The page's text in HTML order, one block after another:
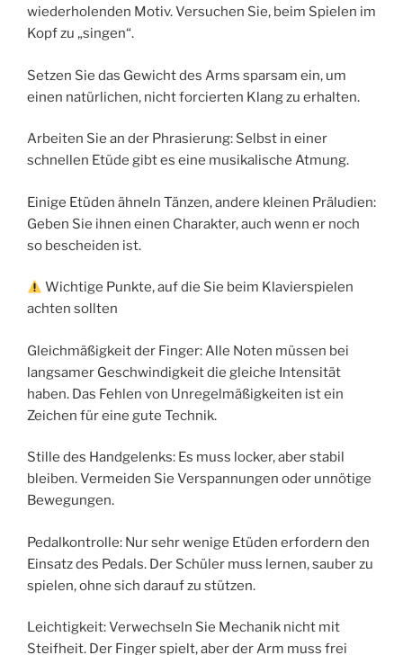
wiederholenden Motiv. Versuchen Sie, beim Spielen im
Kopf zu „singen“.
Setzen Sie das Gewicht des Arms sparsam ein, um
einen natürlichen, nicht forcierten Klang zu erhalten.
Arbeiten Sie an der Phrasierung: Selbst in einer
schnellen Etüde gibt es eine musikalische Atmung.
Einige Etüden ähneln Tänzen, andere kleinen Präludien:
Geben Sie ihnen einen Charakter, auch wenn er noch
so bescheiden ist.
Wichtige Punkte, auf die Sie beim Klavierspielen
achten sollten
Gleichmäßigkeit der Finger: Alle Noten müssen bei
langsamer Geschwindigkeit die gleiche Intensität
haben. Das Fehlen von Unregelmäßigkeiten ist ein
Zeichen für eine gute Technik.
Stille des Handgelenks: Es muss locker, aber stabil
bleiben. Vermeiden Sie Verspannungen oder unnötige
Bewegungen.
Pedalkontrolle: Nur sehr wenige Etüden erfordern den
Einsatz des Pedals. Der Schüler muss lernen, sauber zu
spielen, ohne sich darauf zu stützen.
Leichtigkeit: Verwechseln Sie Mechanik nicht mit
Steifheit. Der Finger spielt, aber der Arm muss frei